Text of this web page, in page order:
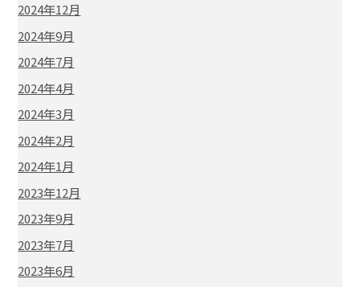
2024年12月
2024年9月
2024年7月
2024年4月
2024年3月
2024年2月
2024年1月
2023年12月
2023年9月
2023年7月
2023年6月